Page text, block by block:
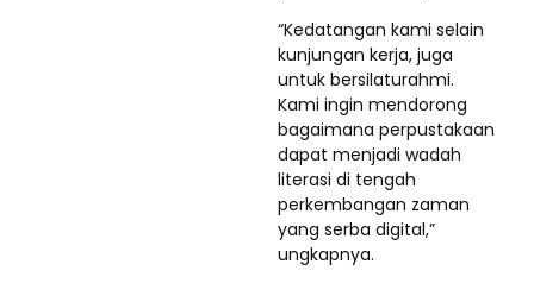
“Kedatangan kami selain
kunjungan kerja, juga
untuk bersilaturahmi.
Kami ingin mendorong
bagaimana perpustakaan
dapat menjadi wadah
literasi di tengah
perkembangan zaman
yang serba digital,”
ungkapnya.